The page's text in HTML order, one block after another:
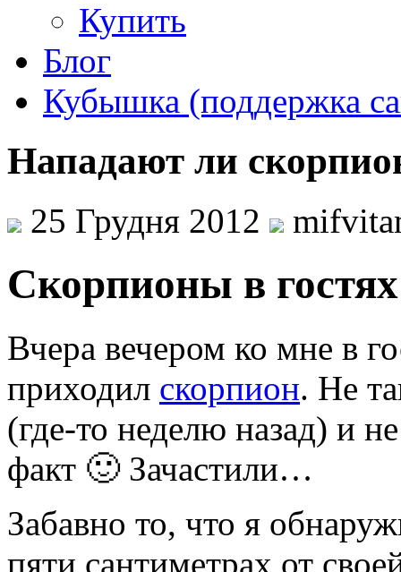
Купить
Блог
Кубышка (поддержка
Нападают ли
25 Грудня 2012
Скорпионы в гостях
Вчера вечером ко мне в
приходил скорпион. Не
(где-то неделю назад) и
факт 🙂 Зачастили…
Забавно то, что я
пяти сантиметрах от